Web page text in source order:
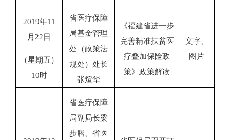
2019年11
月 22日
（星期五）
10时
省医疗保障
局基金管理
处（政策法
规处）处长
张煊华
《福建省进一步
完善精准扶贫医
疗叠加保险政
策》政策解读
文字、
图片
省医疗保障
局副局长梁
步腾、省医